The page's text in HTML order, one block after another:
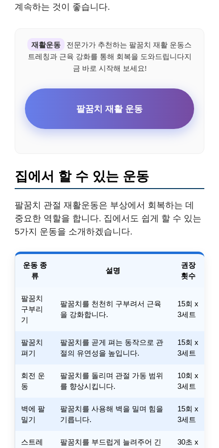
계속하는 것이 좋습니다.
재활운동
전문가가 추천하는 팔꿈치 재활 운동스
트레칭과 근육 강화를 통해 회복을 도와드립니다지
금 바로 시작해 보세요!
팔꿈치 재활 운동
집에서 할 수 있는 운동
팔꿈치 관절 재활운동은 부상에서 회복하는 데
중요한 역할을 합니다. 집에서도 쉽게 할 수 있는
5가지 운동을 소개하겠습니다.
운동 종
류
설명
권장
횟수
팔꿈치
구부리
기
팔꿈치를 천천히 구부려서 근육
을 강화합니다.
15회 x
3세트
팔꿈치
펴기
팔꿈치를 곧게 펴는 동작으로 관
절의 유연성을 높입니다.
15회 x
3세트
회전 운
동
팔꿈치를 돌리며 관절 가동 범위
를 향상시킵니다.
10회 x
3세트
벽에 팔
밀기
팔꿈치를 사용해 벽을 밀며 힘을
기릅니다.
15회 x
3세트
스트레
팔꿈치를 부드럽게 늘려주어 긴
30초 x